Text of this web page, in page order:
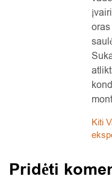
Kiti
Pridėti